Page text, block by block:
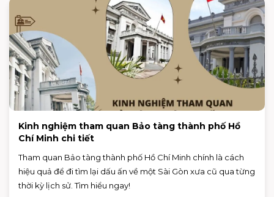
Kinh nghiệm tham quan Bảo tàng thành phố Hồ
Chí Minh chi tiết
Tham quan Bảo tàng thành phố Hồ Chí Minh chính là cách
hiệu quả để đi tìm lại dấu ấn về một Sài Gòn xưa cũ qua từng
thời kỳ lịch sử. Tìm hiểu ngay!